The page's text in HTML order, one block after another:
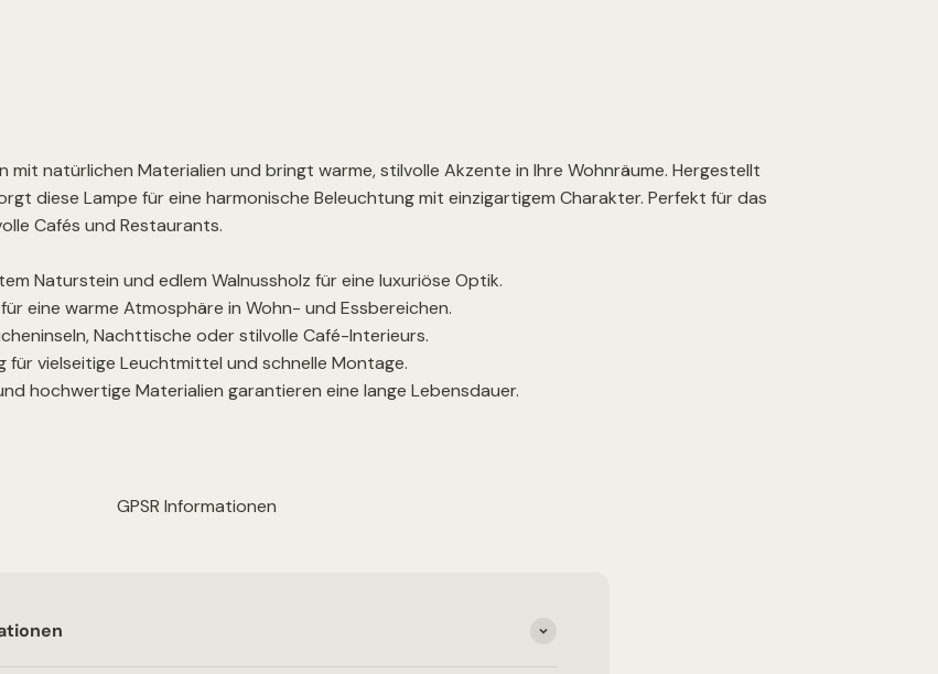
mit natürlichen Materialien und bringt warme, stilvolle Akzente in Ihre Wohnräume. Hergestellt
diese Lampe für eine harmonische Beleuchtung mit einzigartigem Charakter. Perfekt für das
Cafés und Restaurants.
Naturstein und edlem Walnussholz für eine luxuriöse Optik.
eine warme Atmosphäre in Wohn- und Essbereichen.
Nachttische oder stilvolle Café-Interieurs.
für vielseitige Leuchtmittel und schnelle Montage.
hochwertige Materialien garantieren eine lange Lebensdauer.
GPSR Informationen